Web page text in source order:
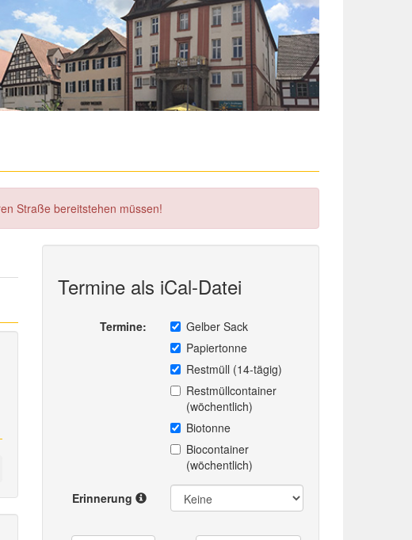
Straße bereitstehen müssen!
Termine als iCal-Datei
Termine:
Gelber Sack
Papiertonne
Restmüll (14-tägig)
Restmüllcontainer
(wöchentlich)
Biotonne
Biocontainer
(wöchentlich)
Erinnerung